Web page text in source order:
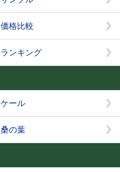
価格比較
ランキング
ケール
桑の葉